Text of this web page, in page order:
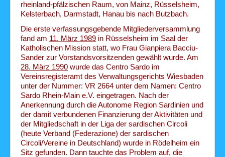
rheinland-pfälzischen Raum, von Mainz, Rüsselsheim,
Kelsterbach, Darmstadt, Hanau bis nach Butzbach.
Die erste verfassungsgebende Mitgliederversammlung
fand am 11. März 1989 in Rüsselsheim im Saal der
Katholischen Mission statt, wo Frau Gianpiera Bacciu-
Sander zur Vorstandsvorsitzenden gewählt wurde. Am
28. März 1990 wurde das Centro Sardo im
Vereinsregisteramt des Verwaltungsgerichts Wiesbaden
unter der Nummer: VR 2664 unter dem Namen: Centro
Sardo Rhein-Main e.V. eingetragen. Nach der
Anerkennung durch die Autonome Region Sardinien und
der damit verbundenen Finanzierung der Aktivitäten und
der Mitgliedschaft in der Liga der sardischen Circoli
(heute Verband (Federazione) der sardischen
Circoli/Vereine in Deutschland) wurde in Rödelheim ein
Sitz gefunden. Dann tauchte das Problem auf, die